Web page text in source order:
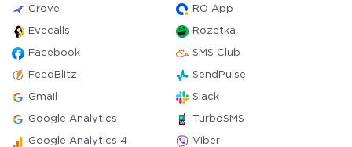
Crove RO App
Evecalls Rozetka
Facebook SMS Club
FeedBlitz SendPulse
Gmail Slack
Google Analytics TurboSMS
Google Analytics 4 Viber